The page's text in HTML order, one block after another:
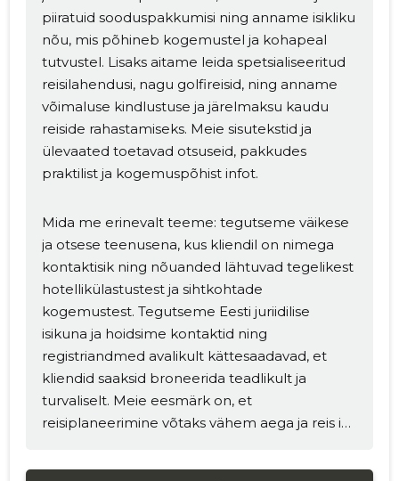
piiratuid sooduspakkumisi ning anname isikliku
nõu, mis põhineb kogemustel ja kohapeal
tutvustel. Lisaks aitame leida spetsialiseeritud
reisilahendusi, nagu golfireisid, ning anname
võimaluse kindlustuse ja järelmaksu kaudu
reiside rahastamiseks. Meie sisutekstid ja
ülevaated toetavad otsuseid, pakkudes
praktilist ja kogemuspõhist infot.
Mida me erinevalt teeme: tegutseme väikese
ja otsese teenusena, kus kliendil on nimega
kontaktisik ning nõuanded lähtuvad tegelikest
hotellikülastustest ja sihtkohtade
kogemustest. Tegutseme Eesti juriidilise
isikuna ja hoidsime kontaktid ning
registriandmed avalikult kättesaadavad, et
kliendid saaksid broneerida teadlikult ja
turvaliselt. Meie eesmärk on, et
reisiplaneerimine võtaks vähem aega ja reis ise